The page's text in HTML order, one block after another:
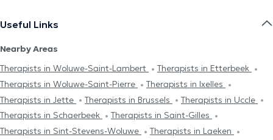
Useful Links
Nearby Areas
Therapists in Woluwe-Saint-Lambert
Therapists in Etterbeek
Therapists in Woluwe-Saint-Pierre
Therapists in Ixelles
Therapists in Jette
Therapists in Brussels
Therapists in Uccle
Therapists in Schaerbeek
Therapists in Saint-Gilles
Therapists in Sint-Stevens-Woluwe
Therapists in Laeken